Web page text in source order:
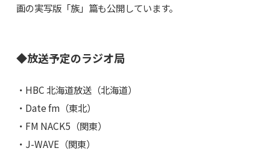
画の実写版「族」篇も公開しています。
◆放送予定のラジオ局
・HBC 北海道放送（北海道）
・Date fm（東北）
・FM NACK5（関東）
・J-WAVE（関東）